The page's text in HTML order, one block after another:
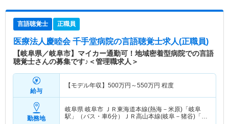
言語聴覚士 正職員
医療法人慶睦会 千手堂病院の言語聴覚士求人(正職員)
【岐阜県／岐阜市】マイカー通勤可！地域密着型病院での言語
聴覚士さんの募集です♪＜管理職求人＞
給与
【モデル年収】 500万円～550万円 程度
勤務地
岐阜県 岐阜市 ＪＲ東海道本線(熱海－米原)「岐阜
駅」（バス・車6分）ＪＲ高山本線(岐阜－猪谷)「岐